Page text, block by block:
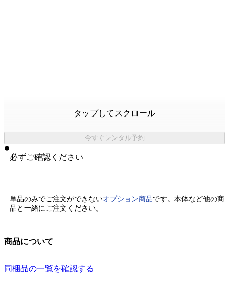
タップしてスクロール
今すぐレンタル予約
必ずご確認ください
単品のみでご注文ができないオプション商品です。本体など他の商
品と一緒にご注文ください。
商品について
同梱品の一覧を確認する